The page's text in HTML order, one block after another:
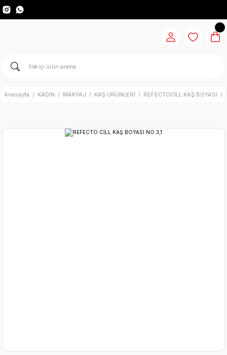
Anasayfa KADIN MAKYAJ KAŞ ÜRÜNLERİ REFECTOCİLL KAŞ BOYASI